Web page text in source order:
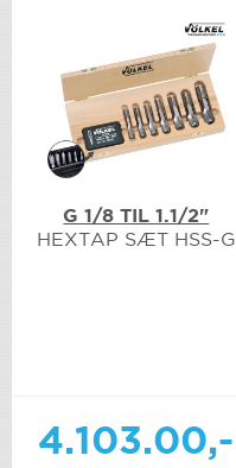
G 1/8 TIL 1.1/2"
HEXTAP SÆT HSS-G
4.103.00,-